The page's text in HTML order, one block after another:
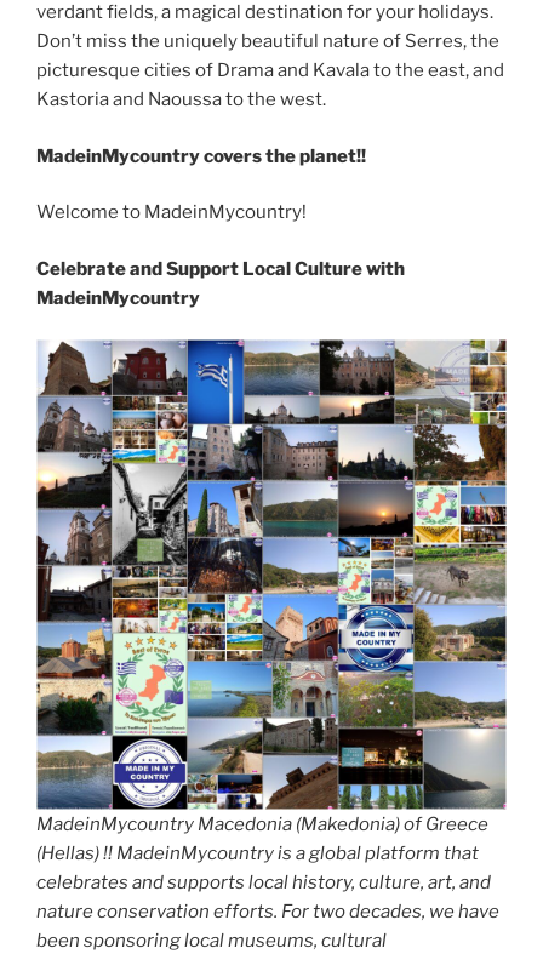
verdant fields, a magical destination for your holidays.
Don’t miss the uniquely beautiful nature of Serres, the
picturesque cities of Drama and Kavala to the east, and
Kastoria and Naoussa to the west.
MadeinMycountry covers the planet!!
Welcome to MadeinMycountry!
Celebrate and Support Local Culture with
MadeinMycountry
MadeinMycountry Macedonia (Makedonia) of Greece
(Hellas) !! MadeinMycountry is a global platform that
celebrates and supports local history, culture, art, and
nature conservation efforts. For two decades, we have
been sponsoring local museums, cultural